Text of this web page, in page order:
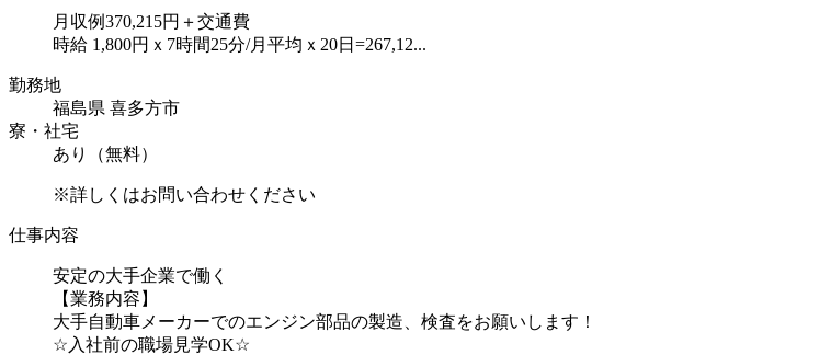
月収例370,215円＋交通費
時給 1,800円ｘ7時間25分/月平均ｘ20日=267,12...
勤務地
福島県 喜多方市
寮・社宅
あり（無料）
※詳しくはお問い合わせください
仕事内容
安定の大手企業で働く
【業務内容】
大手自動車メーカーでのエンジン部品の製造、検査をお願いします！
☆入社前の職場見学OK☆